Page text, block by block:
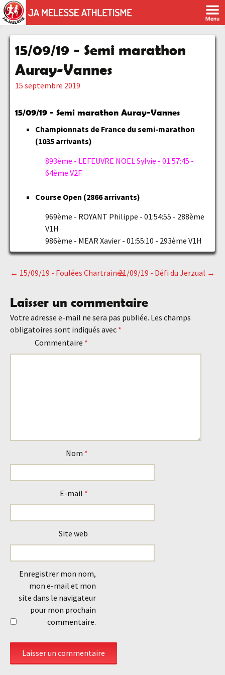
15/09/19 - Semi marathon
Auray-Vannes
15 septembre 2019
15/09/19 - Semi marathon Auray-Vannes
Championnats de France du semi-marathon
(1035 arrivants)
893ème - LEFEUVRE NOEL Sylvie - 01:57:45 -
64ème V2F
Course Open (2866 arrivants)
969ème - ROYANT Philippe - 01:54:55 - 288ème
V1H
986ème - MEAR Xavier - 01:55:10 - 293ème V1H
Navigation
des
articles
← 15/09/19 - Foulées Chartraines21/09/19 - Défi du Jerzual →
Laisser un commentaire
Votre adresse e-mail ne sera pas publiée. Les champs
obligatoires sont indiqués avec *
Commentaire *
Nom *
E-mail *
Site web
Enregistrer mon nom,
mon e-mail et mon
site dans le navigateur
pour mon prochain
commentaire.